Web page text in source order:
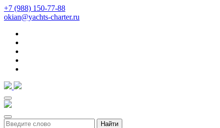
+7 (988) 150-77-88
okian@yachts-charter.ru
Найти